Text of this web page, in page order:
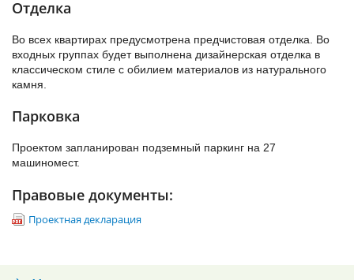
мин в зависимости от степени загруженности дорог. Развязка
КАД на Васильевском острове в 10 мин езды. В аэропорт
«Пулково» время в пути составит 35 мин. Правда, в локации
частенько бывают пробки.
Неоспоримым преимуществом станет близость к паркам
Крестовского острова – 20 мин неспешной прогулки. В ЦПКиО
варианты или же обратить внимание на квартиры с большими
потолков составит 3 м.
Цены в клубном доме «Классика. Дом для души» начинаются
Отделка
Во всех квартирах предусмотрена предчистовая отделка. Во
входных группах будет выполнена дизайнерская отделка в
классическом стиле с обилием материалов из натурального
камня.
Парковка
Проектом запланирован подземный паркинг на 27
машиномест.
Правовые документы:
Проектная декларация